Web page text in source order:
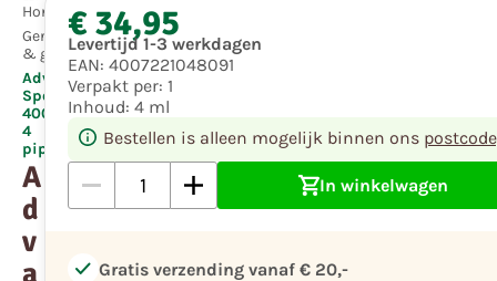
Hond
Geneesmiddelen
& gezondheid
Advantix
Spot on
400 4 ml
4
pipetten
A
d
v
a
€ 34,95
Levertijd 1-3 werkdagen
EAN: 4007221048091
Verpakt per: 1
Inhoud: 4 ml
Bestellen is alleen mogelijk binnen ons
In winkelwagen
check Gratis verzending vanaf € 20,-